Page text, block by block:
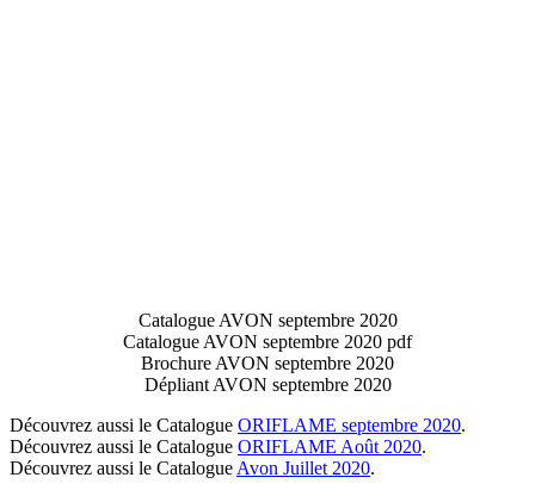
Catalogue AVON septembre 2020
Catalogue AVON septembre 2020 pdf
Brochure AVON septembre 2020
Dépliant AVON septembre 2020
Découvrez aussi le Catalogue ORIFLAME septembre 2020.
Découvrez aussi le Catalogue ORIFLAME Août 2020.
Découvrez aussi le Catalogue Avon Juillet 2020.